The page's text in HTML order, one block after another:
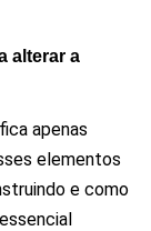
alterar a
apenas
elementos
e como